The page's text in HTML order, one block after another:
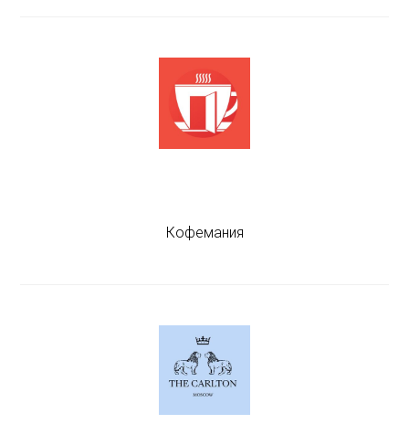
Кофемания